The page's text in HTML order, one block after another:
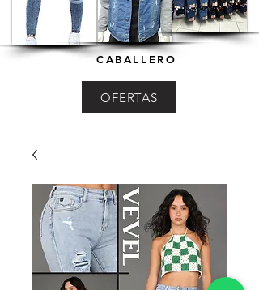
CABALLERO
OFERTAS